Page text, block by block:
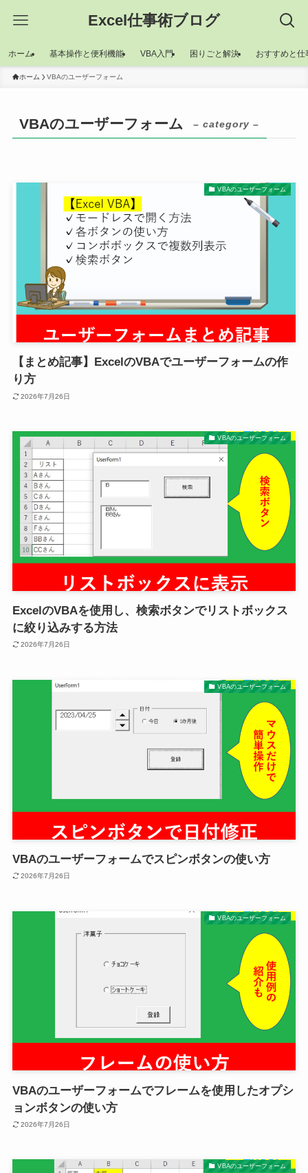
Excel仕事術ブログ
ホーム 基本操作と便利機能 VBA入門 困りごと解決 おすすめと仕
ホーム VBAのユーザーフォーム
VBAのユーザーフォーム – category –
VBAのユーザーフォーム
【まとめ記事】ExcelのVBAでユーザーフォームの作
り方
2026年7月26日
VBAのユーザーフォーム
ExcelのVBAを使用し、検索ボタンでリストボックス
に絞り込みする方法
2026年7月26日
VBAのユーザーフォーム
VBAのユーザーフォームでスピンボタンの使い方
2026年7月26日
VBAのユーザーフォーム
VBAのユーザーフォームでフレームを使用したオプシ
ョンボタンの使い方
2026年7月26日
VBAのユーザーフォーム